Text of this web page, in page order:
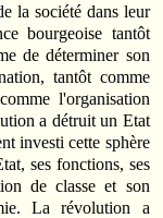
la société dans leur
bourgeoise tantôt
de déterminer son
tantôt comme
l'organisation
a détruit un Etat
investi cette sphère
ses fonctions, ses
de classe et son
La révolution a